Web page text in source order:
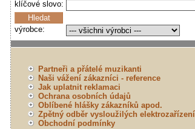
klíčové slovo:
výrobce:
Partneři a přátelé muzikanti
Naši vážení zákazníci - reference
Jak uplatnit reklamaci
Ochrana osobních údajů
Oblíbené hlášky zákazníků apod.
Zpětný odběr vysloužilých elektrozařízení
Obchodní podmínky